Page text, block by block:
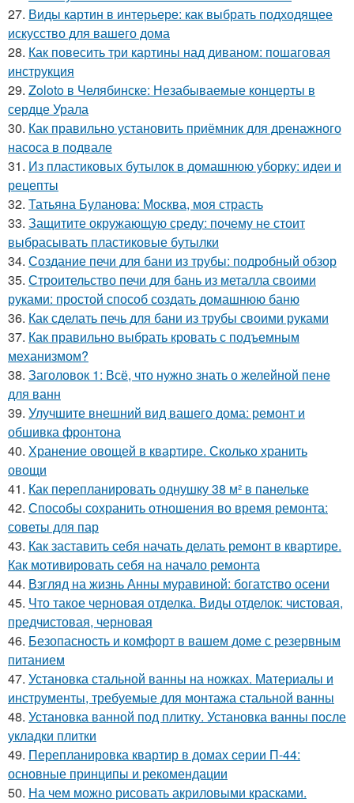
27. Виды картин в интерьере: как выбрать подходящее
искусство для вашего дома
28. Как повесить три картины над диваном: пошаговая
инструкция
29. Zoloto в Челябинске: Незабываемые концерты в
сердце Урала
30. Как правильно установить приёмник для дренажного
насоса в подвале
31. Из пластиковых бутылок в домашнюю уборку: идеи и
рецепты
32. Татьяна Буланова: Москва, моя страсть
33. Защитите окружающую среду: почему не стоит
выбрасывать пластиковые бутылки
34. Создание печи для бани из трубы: подробный обзор
35. Строительство печи для бань из металла своими
руками: простой способ создать домашнюю баню
36. Как сделать печь для бани из трубы своими руками
37. Как правильно выбрать кровать с подъемным
механизмом?
38. Заголовок 1: Всё, что нужно знать о желейной пенe
для ванн
39. Улучшите внешний вид вашего дома: ремонт и
обшивка фронтона
40. Хранение овощей в квартире. Сколько хранить
овощи
41. Как перепланировать однушку 38 м² в панельке
42. Способы сохранить отношения во время ремонта:
советы для пар
43. Как заставить себя начать делать ремонт в квартире.
Как мотивировать себя на начало ремонта
44. Взгляд на жизнь Анны муравиной: богатство осени
45. Что такое черновая отделка. Виды отделок: чистовая,
предчистовая, черновая
46. Безопасность и комфорт в вашем доме с резервным
питанием
47. Установка стальной ванны на ножках. Материалы и
инструменты, требуемые для монтажа стальной ванны
48. Установка ванной под плитку. Установка ванны после
укладки плитки
49. Перепланировка квартир в домах серии П-44:
основные принципы и рекомендации
50. На чем можно рисовать акриловыми красками.